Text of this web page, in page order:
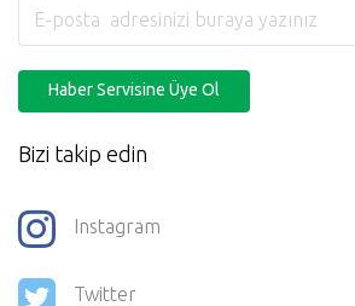
Haber Servisine Üye Ol
Bizi takip edin
Instagram
Twitter